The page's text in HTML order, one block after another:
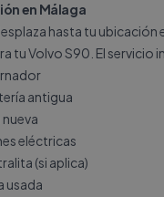
en Málaga
hasta tu ubicación
tu Volvo S90. El servicio
antigua
eléctricas
(si aplica)
usada